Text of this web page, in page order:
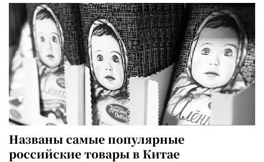
Названы самые популярные
российские товары в Китае